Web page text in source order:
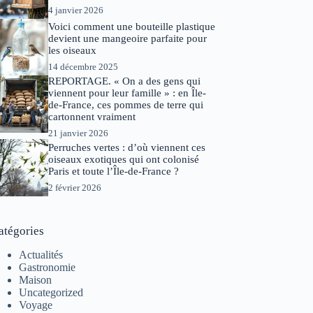
4 janvier 2026
Voici comment une bouteille plastique
devient une mangeoire parfaite pour
les oiseaux
14 décembre 2025
REPORTAGE. « On a des gens qui
viennent pour leur famille » : en Île-
de-France, ces pommes de terre qui
cartonnent vraiment
21 janvier 2026
Perruches vertes : d’où viennent ces
oiseaux exotiques qui ont colonisé
Paris et toute l’Île-de-France ?
2 février 2026
Actualités
Gastronomie
Maison
Uncategorized
Voyage